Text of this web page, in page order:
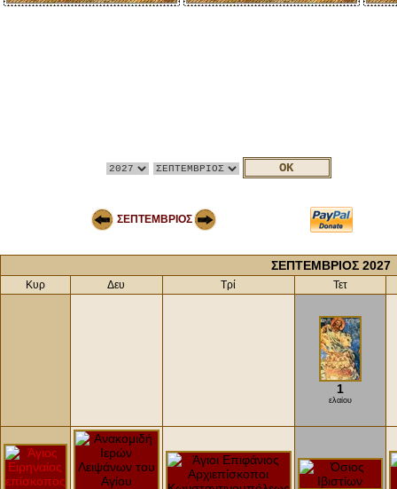
ΣΕΠΤΕΜΒΡΙΟΣ
ΣΕΠΤΕΜΒΡΙΟΣ 2027
Κυρ Δευ Τρί Τετ
1
ελαίου